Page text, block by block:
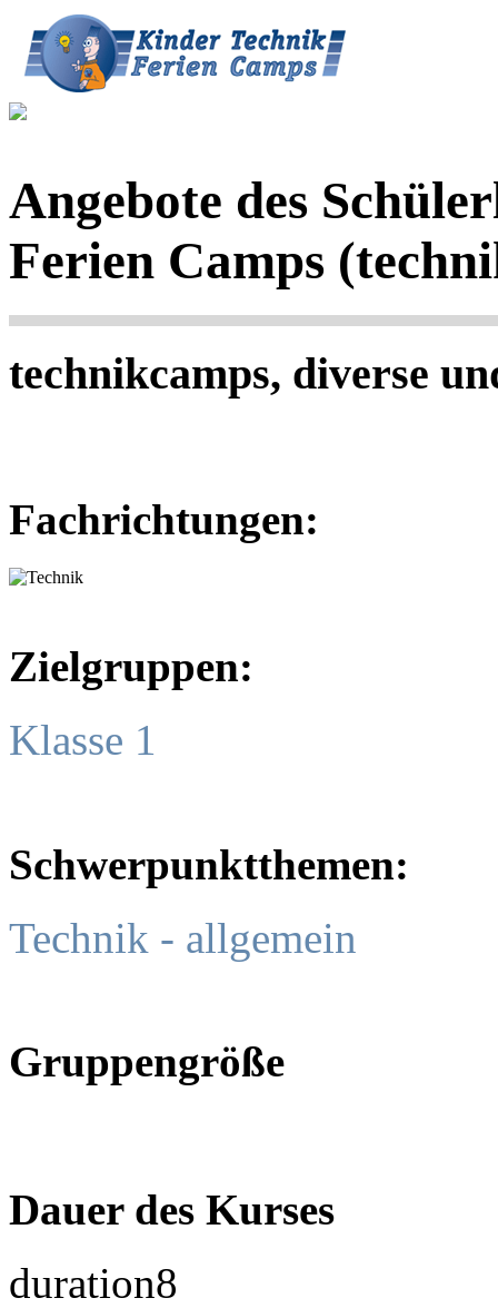
Angebote des
Ferien Camps
technikcamps, diverse
Fachrichtungen:
Zielgruppen:
Klasse 1
Schwerpunktthemen:
Technik - allgemein
Gruppengröße
Dauer des Kurses
duration8